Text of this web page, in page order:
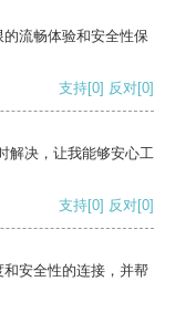
流畅体验和安全性保
支持[0] 反对[0]
解决，让我能够安心工
支持[0] 反对[0]
安全性的连接，并帮